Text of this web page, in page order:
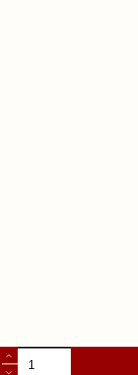
Πολυθρόνα
"MOSCOW"